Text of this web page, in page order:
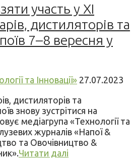
участь у XI
дистиляторів та
7–8 вересня у
та Інновації» 27.07.2023
дистиляторів та
знову зустрітися на
медіагрупа «Технології та
журналів «Напої &
та Овочівництво &
Читати далі